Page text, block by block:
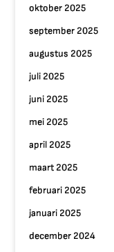
oktober 2025
september 2025
augustus 2025
juli 2025
juni 2025
mei 2025
april 2025
maart 2025
februari 2025
januari 2025
december 2024